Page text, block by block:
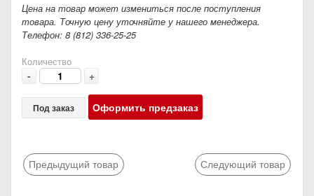
Цена на товар может измениться после поступления
товара. Точную цену уточняйте у нашего менеджера.
Телефон: 8 (812) 336-25-25
Количество
- +
Под заказ Оформить предзаказ
Предыдущий товар Следующий товар